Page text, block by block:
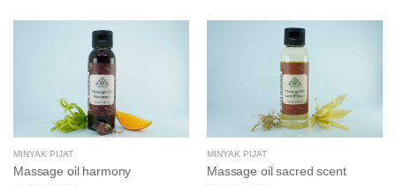
MINYAK PIJAT
Massage oil harmony
MINYAK PIJAT
Massage oil sacred scent